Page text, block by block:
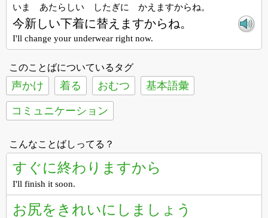
いま あたらしい したぎに かえますからね。
今新しい下着に替えますからね。
I'll change your underwear right now.
このことばについているタグ
声かけ 着る おむつ 基本語彙
コミュニケーション
こんなことばしってる？
すぐに終わりますから
I'll finish it soon.
お尻をきれいにしましょう